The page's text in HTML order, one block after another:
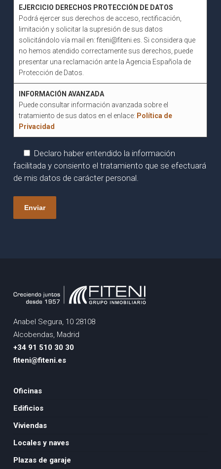
EJERCICIO DERECHOS PROTECCIÓN DE DATOS
Podrá ejercer sus derechos de acceso, rectificación,
limitación y solicitar la supresión de sus datos
solicitándolo vía mail en: fiteni@fiteni.es. Si considera que
no hemos atendido correctamente sus derechos, puede
presentar una reclamación ante la Agencia Española de
Protección de Datos.
INFORMACIÓN AVANZADA
Puede consultar información avanzada sobre el
tratamiento de sus datos en el enlace: Política de
Privacidad
Declaro haber entendido la información
facilitada y consiento el tratamiento que se efectuará
de mis datos de carácter personal.
Anabel Segura, 10 28108
Alcobendas, Madrid
+34 91 510 30 30
fiteni@fiteni.es
Oficinas
Edificios
Viviendas
Locales y naves
Plazas de garaje